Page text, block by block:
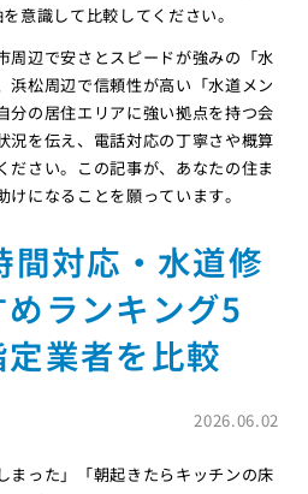
意識して比較してください。
周辺で安さとスピードが強みの「水
浜松周辺で信頼性が高い「水道メン
分の居住エリアに強い拠点を持つ会
況を伝え、電話対応の丁寧さや概算
ださい。この記事が、あなたの住ま
になることを願っています。
間対応・水道修
ランキング5
業者を比較
2026.06.02
まった」「朝起きたらキッチンの床